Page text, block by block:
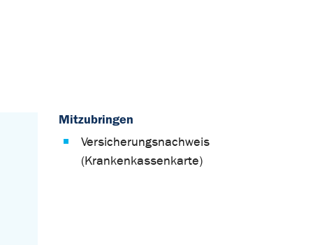
Mitzubringen
Versicherungsnachweis
(Krankenkassenkarte)